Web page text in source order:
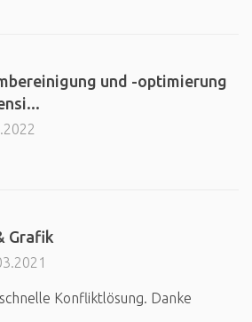
und -optimierung
Grafik
Konfliktlösung. Danke